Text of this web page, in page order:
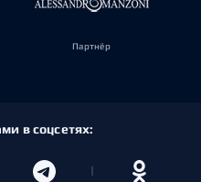
Партнёр
в соцсетях: